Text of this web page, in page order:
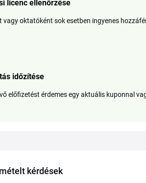
licenc ellenőrzése
vagy oktatóként sok esetben ingyenes
időzítése
előfizetést érdemes egy aktuális kuponnal
kérdések